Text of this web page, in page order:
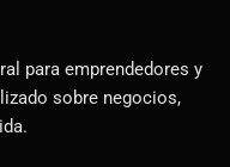
para emprendedores y
sobre negocios,